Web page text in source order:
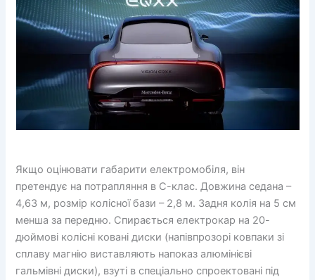
Якщо оцінювати габарити електромобіля, він
претендує на потрапляння в С-клас. Довжина седана –
4,63 м, розмір колісної бази – 2,8 м. Задня колія на 5 см
менша за передню. Спирається електрокар на 20-
дюймові колісні ковані диски (напівпрозорі ковпаки зі
сплаву магнію виставляють напоказ алюмінієві
гальмівні диски), взуті в спеціально спроектовані під